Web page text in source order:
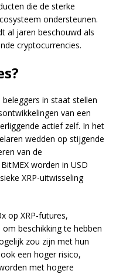
die de sterke
ondersteunen.
al jaren beschouwd als
cryptocurrencies.
in staat stellen
van een
actief zelf. In het
wedden op stijgende
van de
worden in USD
XRP-uitwisseling
op XRP-futures,
beschikking te hebben
zou zijn met hun
een hoger risico,
met hogere